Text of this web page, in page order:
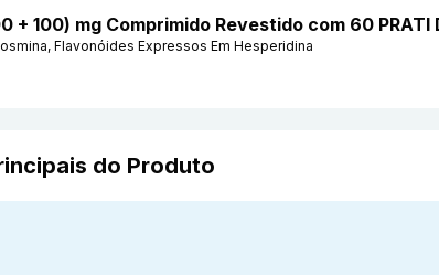
+ 100) mg Comprimido Revestido com 60 PRATI
Flavonóides Expressos Em Hesperidina
do Produto